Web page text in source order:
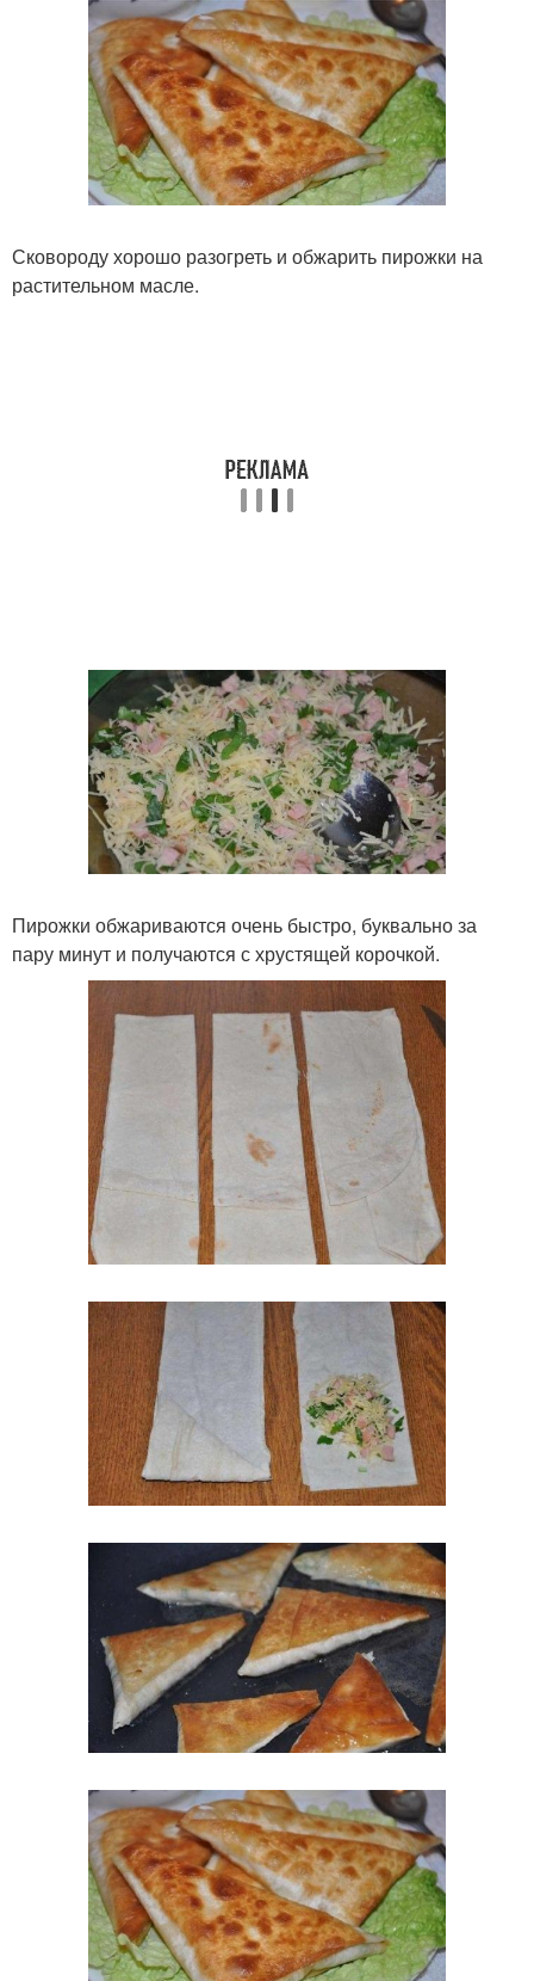
Сковороду хорошо разогреть и обжарить пирожки на
растительном масле.
Пирожки обжариваются очень быстро, буквально за
пару минут и получаются с хрустящей корочкой.